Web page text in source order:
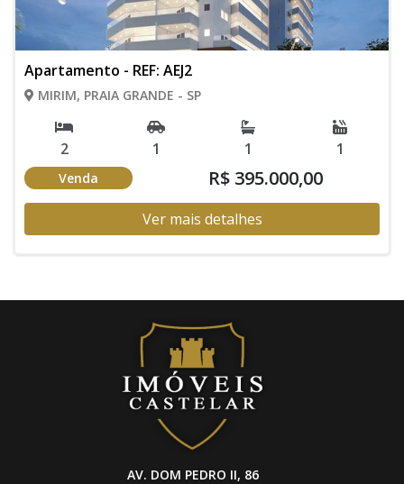
Apartamento - REF: AEJ2
MIRIM, PRAIA GRANDE - SP
2 1 1 1
Venda R$ 395.000,00
Ver mais detalhes
AV. DOM PEDRO II, 86